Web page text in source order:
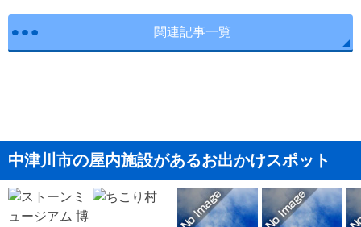
関連記事一覧
中津川市の屋内施設があるお出かけスポット